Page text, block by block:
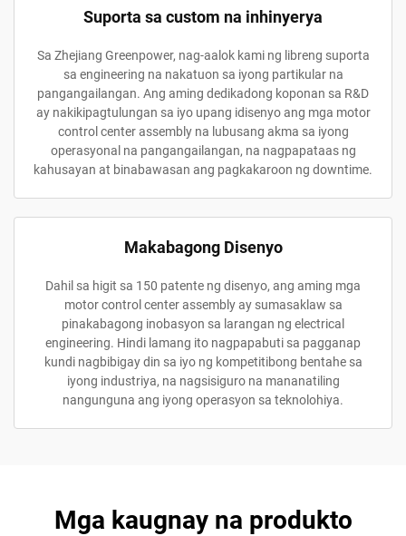
Suporta sa custom na inhinyerya
Sa Zhejiang Greenpower, nag-aalok kami ng libreng suporta
sa engineering na nakatuon sa iyong partikular na
pangangailangan. Ang aming dedikadong koponan sa R&D
ay nakikipagtulungan sa iyo upang idisenyo ang mga motor
control center assembly na lubusang akma sa iyong
operasyonal na pangangailangan, na nagpapataas ng
kahusayan at binabawasan ang pagkakaroon ng downtime.
Makabagong Disenyo
Dahil sa higit sa 150 patente ng disenyo, ang aming mga
motor control center assembly ay sumasaklaw sa
pinakabagong inobasyon sa larangan ng electrical
engineering. Hindi lamang ito nagpapabuti sa pagganap
kundi nagbibigay din sa iyo ng kompetitibong bentahe sa
iyong industriya, na nagsisiguro na mananatiling
nangunguna ang iyong operasyon sa teknolohiya.
Mga kaugnay na produkto